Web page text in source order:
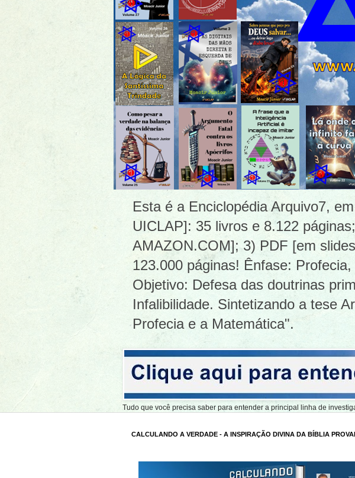
Esta é a Enciclopédia Arquivo7,
UICLAP]: 35 livros e 8.122
AMAZON.COM]; 3) PDF [em
123.000 páginas! Ênfase:
Objetivo: Defesa das doutrinas
Infalibilidade. Sintetizando a tese
Profecia e a Matemática".
Tudo que você precisa saber para entender a principal linha de
CALCULANDO A VERDADE - A INSPIRAÇÃO DIVINA DA BÍBLIA